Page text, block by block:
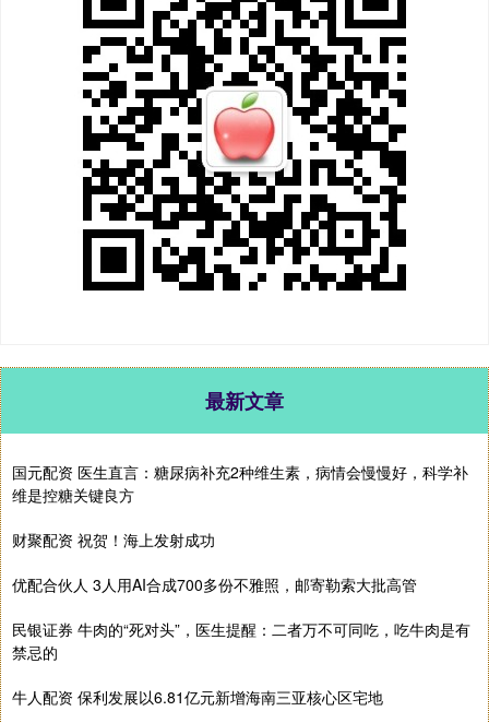
最新文章
国元配资 医生直言：糖尿病补充2种维生素，病情会慢慢好，科学补
维是控糖关键良方
财聚配资 祝贺！海上发射成功
优配合伙人 3人用AI合成700多份不雅照，邮寄勒索大批高管
民银证券 牛肉的“死对头”，医生提醒：二者万不可同吃，吃牛肉是有
禁忌的
牛人配资 保利发展以6.81亿元新增海南三亚核心区宅地